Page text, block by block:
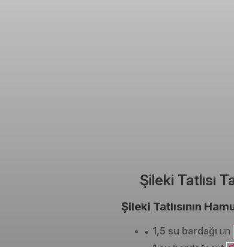
Şileki Tatlısı
Şileki Tatlısının
1,5 su bardağı un